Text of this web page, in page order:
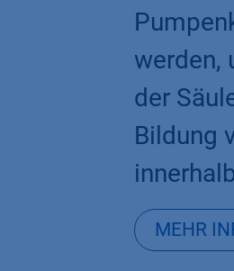
werden,
der
Bildung
MEHR